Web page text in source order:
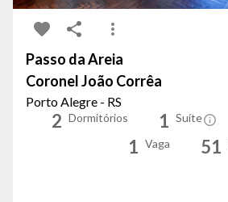
Passo da Areia
Coronel João Corrêa
Porto Alegre - RS
2 Dormitórios 1 Suíte
1 Vaga 51